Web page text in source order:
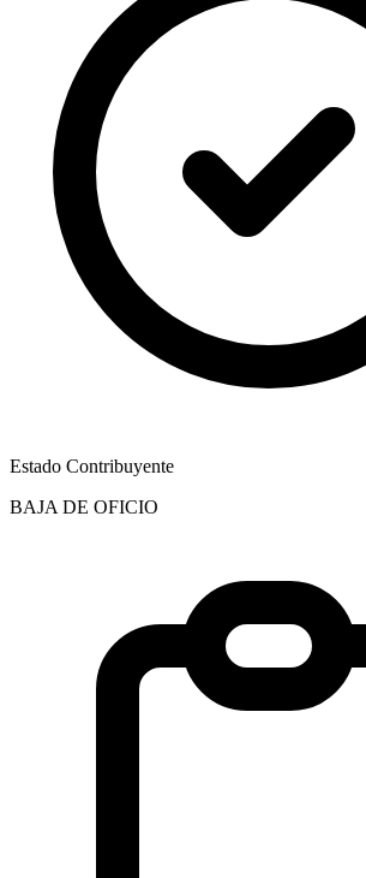
Estado Contribuyente
BAJA DE OFICIO